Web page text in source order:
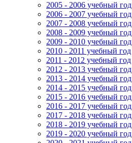
2005 - 2006 учебный год
2006 - 2007 учебный год
2007 - 2008 учебный год
2008 - 2009 учебный год
2009 - 2010 учебный год
2010 - 2011 учебный год
2011 - 2012 учебный год
2012 - 2013 учебный год
2013 - 2014 учебный год
2014 - 2015 учебный год
2015 - 2016 учебный год
2016 - 2017 учебный год
2017 - 2018 учебный год
2018 - 2019 учебный год
2019 - 2020 учебный год